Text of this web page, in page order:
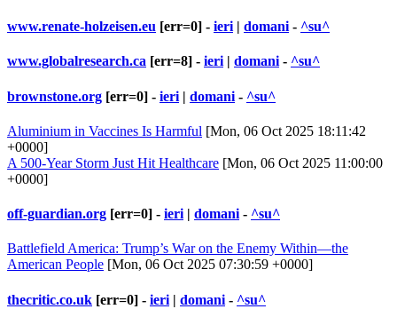
www.renate-holzeisen.eu [err=0] - ieri | domani - ^su^
www.globalresearch.ca [err=8] - ieri | domani - ^su^
brownstone.org [err=0] - ieri | domani - ^su^
Aluminium in Vaccines Is Harmful [Mon, 06 Oct 2025 18:11:42
+0000]
A 500-Year Storm Just Hit Healthcare [Mon, 06 Oct 2025 11:00:00
+0000]
off-guardian.org [err=0] - ieri | domani - ^su^
Battlefield America: Trump’s War on the Enemy Within—the
American People [Mon, 06 Oct 2025 07:30:59 +0000]
thecritic.co.uk [err=0] - ieri | domani - ^su^